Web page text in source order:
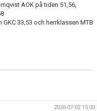
AOK på tiden 51,56,
33,53 och herrklassen MTB
2026-07-02 15:00